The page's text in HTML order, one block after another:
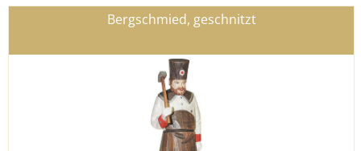
Bergschmied, geschnitzt